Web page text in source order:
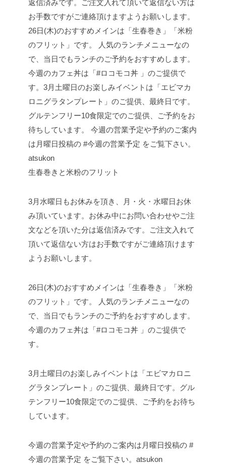
生春巻きと米粉のフリット
3月水曜日もお休みを頂き、月・火・水曜日お休
み頂いています。お休み中にお問い合わせやご注
文などを頂いた分は返信済みです。ご注文入れて
頂いて返信ない方はお手数ですがご連絡頂けます
ようお願いします。
26日(木)のおすすめメインは「生春巻き」「米粉
のフリット」です。 人気のランチメニューなの
で、当日でもランチのご予約をおすすめします。
今週のカフェ丼は「#ロコモコ丼 」のご提供で
す。
3月土曜日のお楽しみイベントは「エビマカロニ
グラタンプレート」のご提供、最終日です。グル
テンフリー10食限定でのご提供、ご予約をお待ち
しています。
今週の営業予定や予約のご案内は月曜日投稿の #
今週の営業予定 をご覧下さい。atsukon